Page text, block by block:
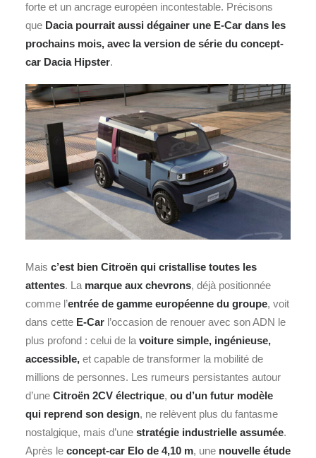
forte et un ancrage européen incontestable. Précisons
que Dacia pourrait aussi dégainer une E-Car dans les
prochains mois, avec la version de série du concept-
car Dacia Hipster.
Mais c’est bien Citroën qui cristallise toutes les
attentes. La marque aux chevrons, déjà positionnée
comme l’entrée de gamme européenne du groupe, voit
dans cette E‑Car l’occasion de renouer avec son ADN le
plus profond : celui de la voiture simple, ingénieuse,
accessible, et capable de transformer la mobilité de
millions de personnes. Les rumeurs persistantes autour
d’une Citroën 2CV électrique, ou d’un futur modèle
qui reprend son design, ne relèvent plus du fantasme
nostalgique, mais d’une stratégie industrielle assumée.
Après le concept-car Elo de 4,10 m, une nouvelle étude